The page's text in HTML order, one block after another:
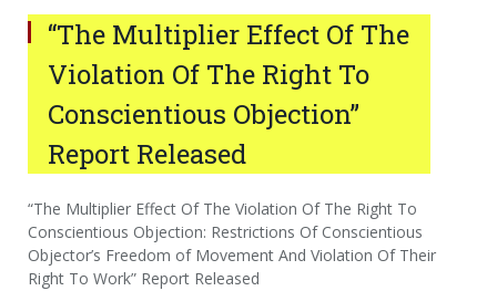
“The Multiplier Effect Of The
Violation Of The Right To
Conscientious Objection”
Report Released
“The Multiplier Effect Of The Violation Of The Right To
Conscientious Objection: Restrictions Of Conscientious
Objector’s Freedom of Movement And Violation Of Their
Right To Work” Report Released